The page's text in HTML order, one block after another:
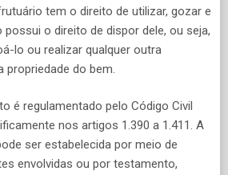
tem o direito de utilizar, gozar e
o direito de dispor dele, ou seja,
lo ou realizar qualquer outra
propriedade do bem.
é regulamentado pelo Código Civil
nos artigos 1.390 a 1.411. A
ser estabelecida por meio de
envolvidas ou por testamento,